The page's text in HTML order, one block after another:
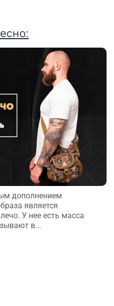
дополнением
является
У нее есть масса
в...